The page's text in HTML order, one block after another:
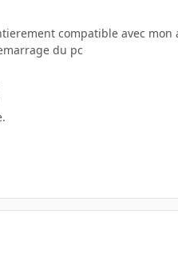
compatible avec mon
du pc